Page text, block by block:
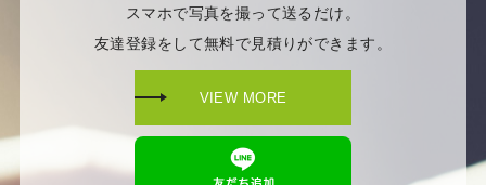
スマホで写真を撮って送るだけ。
友達登録をして無料で見積りができます。
VIEW MORE